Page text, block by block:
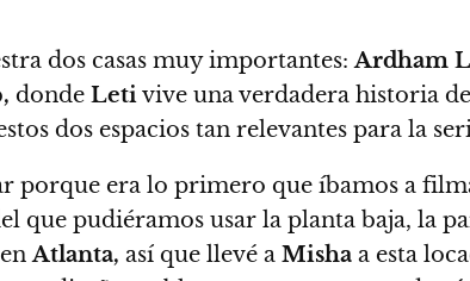
dos casas muy importantes:Ardham
, donde Letivive una verdadera historia
dos espacios tan relevantes para la
porque era lo primero que íbamos a
que pudiéramos usar la planta baja, la
Atlanta, así que llevé a Misha a esta